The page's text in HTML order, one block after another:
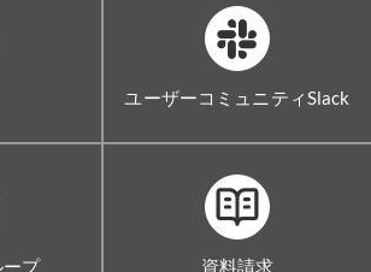
ユーザーコミュニティSlack
ープ 資料請求